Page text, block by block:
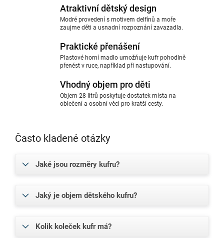
Atraktivní dětský design
Modré provedení s motivem delfínů a moře
zaujme děti a usnadní rozpoznání zavazadla.
Praktické přenášení
Plastové horní madlo umožňuje kufr pohodlně
přenést v ruce, například při nastupování.
Vhodný objem pro děti
Objem 28 litrů poskytuje dostatek místa na
oblečení a osobní věci pro kratší cesty.
Často kladené otázky
Jaké jsou rozměry kufru?
Jaký je objem dětského kufru?
Kolik koleček kufr má?